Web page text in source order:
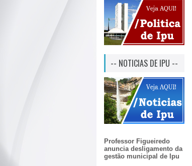
-- NOTICIAS DE IPU --
Professor Figueiredo
anuncia desligamento da
gestão municipal de Ipu